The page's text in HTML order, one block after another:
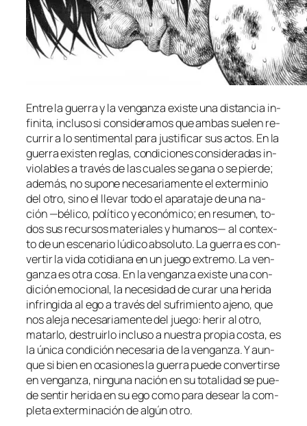
Entre la gue­rra y la ven­gan­za exis­te una dis­tan­cia in­
fi­ni­ta, in­clu­so si con­si­de­ra­mos que am­bas sue­len re­
cu­rrir a lo sen­ti­men­tal pa­ra jus­ti­fi­car sus ac­tos. En la
gue­rra exis­ten re­glas, con­di­cio­nes con­si­de­ra­das in­
vio­la­bles a tra­vés de las cua­les se ga­na o se pier­de;
ade­más, no su­po­ne ne­ce­sa­ria­men­te el ex­ter­mi­nio
del otro, sino el lle­var to­do el apa­ra­ta­je de una na­
ción —bé­li­co, po­lí­ti­co y eco­nó­mi­co; en re­su­men, to­
dos sus re­cur­sos ma­te­ria­les y hu­ma­nos— al con­tex­
to de un es­ce­na­rio lú­di­co ab­so­lu­to. La gue­rra es con­
ver­tir la vi­da co­ti­dia­na en un jue­go ex­tre­mo. La ven­
gan­za es otra co­sa. En la ven­gan­za exis­te una con­
di­ción emo­cio­nal, la ne­ce­si­dad de cu­rar una he­ri­da
in­frin­gi­da al ego a tra­vés del su­fri­mien­to ajeno, que
nos ale­ja ne­ce­sa­ria­men­te del jue­go: he­rir al otro,
ma­tar­lo, des­truir­lo in­clu­so a nues­tra pro­pia cos­ta, es
la úni­ca con­di­ción ne­ce­sa­ria de la ven­gan­za. Y aun­
que si bien en oca­sio­nes la gue­rra pue­de con­ver­tir­se
en ven­gan­za, nin­gu­na na­ción en su to­ta­li­dad se pue­
de sen­tir he­ri­da en su ego co­mo pa­ra de­sear la com­
ple­ta ex­ter­mi­na­ción de al­gún otro.